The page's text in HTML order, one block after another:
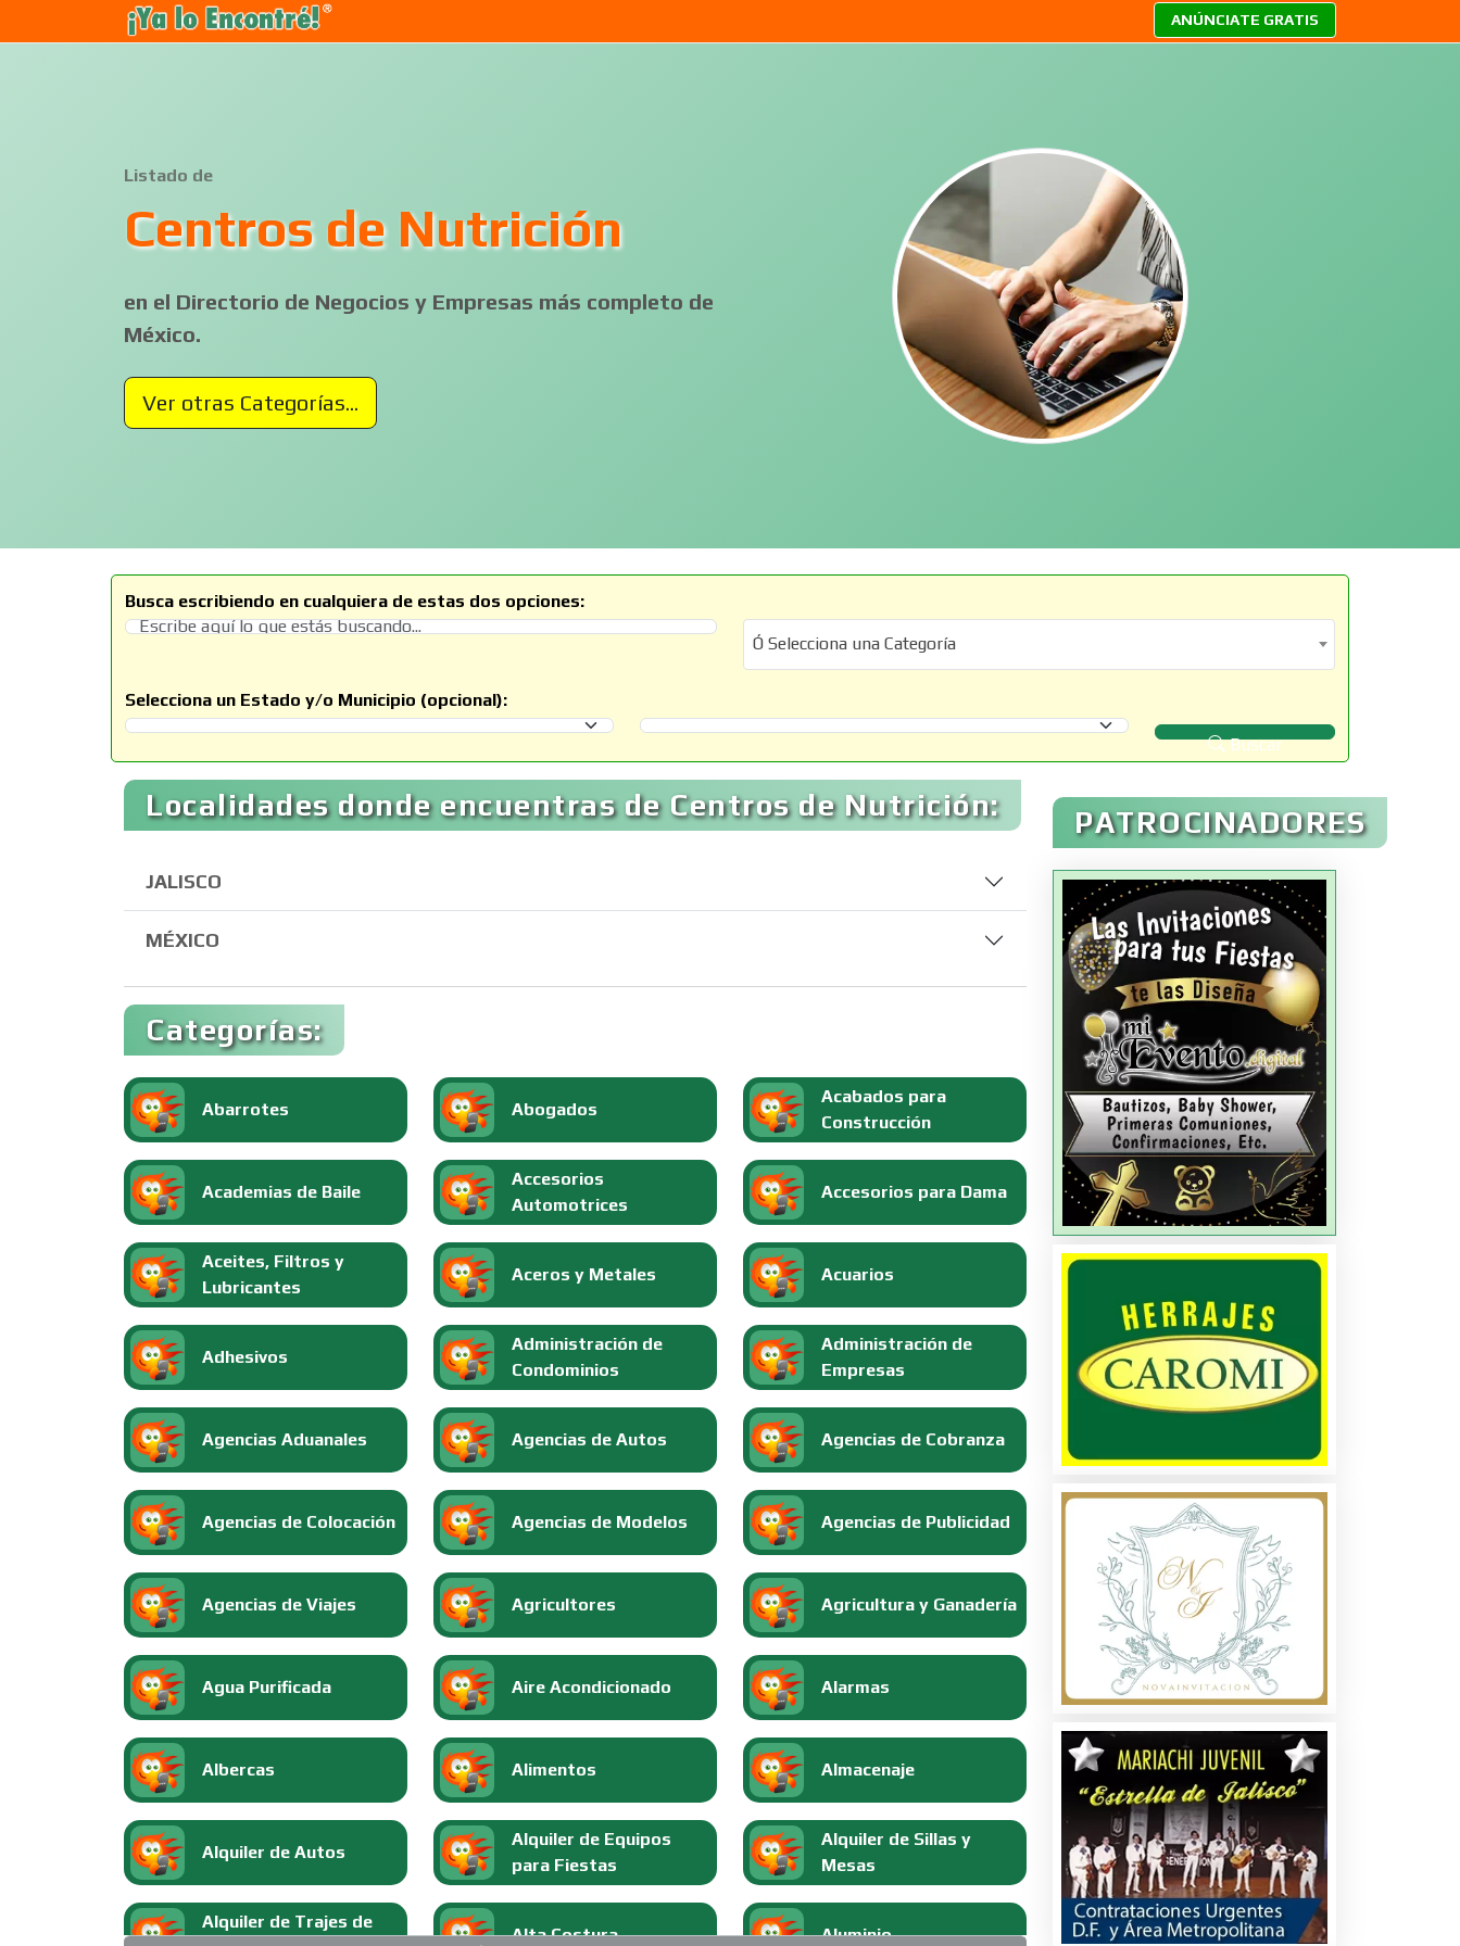
ANÚNCIATE GRATIS
Listado de
Centros de Nutrición
en el Directorio de Negocios y Empresas más completo de
México.
Ver otras Categorías...
Busca escribiendo en cualquiera de estas dos opciones:
Ó Selecciona una Categoría
Ó Selecciona una Categoría
Selecciona un Estado y/o Municipio (opcional):
Selecciona un Estado
Selecciona un Municipio
Buscar
Localidades donde encuentras de Centros de Nutrición:
JALISCO
MÉXICO
Categorías:
Abarrotes Abogados
Acabados para
Construcción
Academias de Baile
Accesorios
Automotrices
Accesorios para Dama
Aceites, Filtros y
Lubricantes
Aceros y Metales Acuarios
Adhesivos
Administración de
Condominios
Administración de
Empresas
Agencias Aduanales Agencias de Autos Agencias de Cobranza
Agencias de Colocación Agencias de Modelos Agencias de Publicidad
Agencias de Viajes Agricultores Agricultura y Ganadería
Agua Purificada Aire Acondicionado Alarmas
Albercas Alimentos Almacenaje
Alquiler de Autos
Alquiler de Equipos
para Fiestas
Alquiler de Sillas y
Mesas
Alquiler de Trajes de
Alta Costura Aluminio
PATROCINADORES